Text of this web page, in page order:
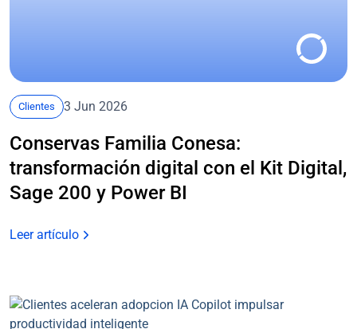
Clientes 3 Jun 2026
Conservas Familia Conesa:
transformación digital con el Kit Digital,
Sage 200 y Power BI
Leer artículo